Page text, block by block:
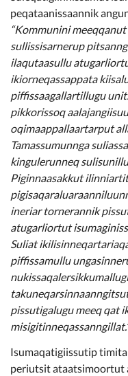
peqataanissaannik
“Kommunini
sullissisarnerup
ilaqutaasullu
ikiorneqassappata
piffissaagallartillugu
pikkorissoq
oqimaappallaartarput
Tamassumunnga
kingulerunneq
Piginnaasakkut
ineriar tornerannik
atugarliortut
Suliat
piffissamullu
pissutigalugu meeq qat
Isumaqatigiissutip
periutsit ataatsimoortut